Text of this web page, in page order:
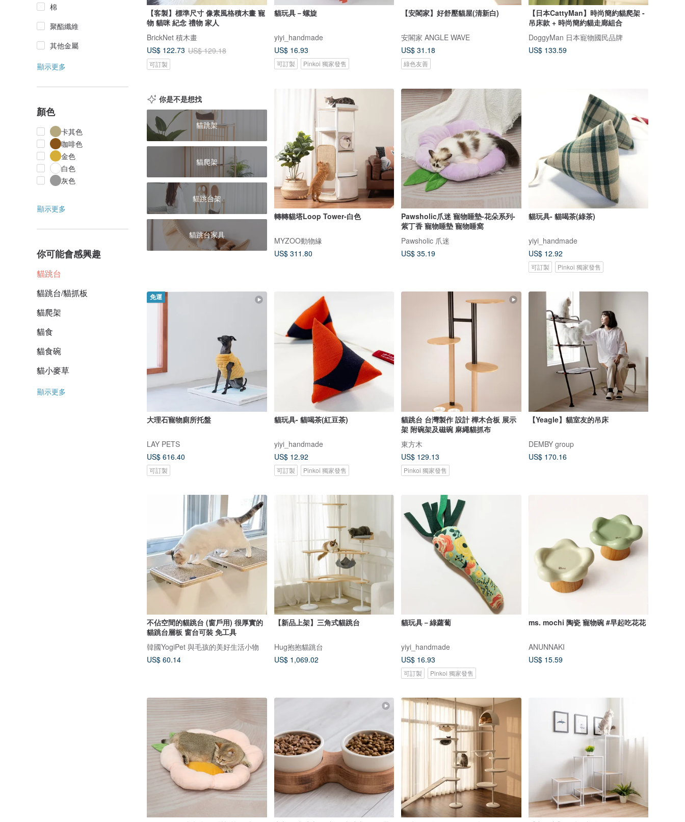
棉
聚酯纖維
其他金屬
顯示更多
顏色
卡其色
咖啡色
金色
白色
灰色
顯示更多
你可能會感興趣
貓跳台
貓跳台/貓抓板
貓爬架
貓食
貓食碗
貓小麥草
顯示更多
【客製】標準尺寸 像素風格積木畫 寵
物 貓咪 紀念 禮物 家人
BrickNet 積木畫
US$ 122.73 US$ 129.18
可訂製
貓玩具－螺旋
yiyi_handmade
US$ 16.93
可訂製 Pinkoi 獨家發售
【安閣家】好舒壓貓屋(清新白)
安閣家 ANGLE WAVE
US$ 31.18
綠色友善
【日本CattyMan】時尚簡約貓爬架 -
吊床款 + 時尚簡約貓走廊組合
DoggyMan 日本寵物國民品牌
US$ 133.59
你是不是想找
貓跳架
貓爬架
貓跳台架
貓跳台家具
轉轉貓塔Loop Tower-白色
MYZOO動物緣
US$ 311.80
Pawsholic爪迷 寵物睡墊-花朵系列-
紫丁香 寵物睡墊 寵物睡窩
Pawsholic 爪迷
US$ 35.19
貓玩具- 貓喝茶(綠茶)
yiyi_handmade
US$ 12.92
可訂製 Pinkoi 獨家發售
免運
大理石寵物廁所托盤
LAY PETS
US$ 616.40
可訂製
貓玩具- 貓喝茶(紅豆茶)
yiyi_handmade
US$ 12.92
可訂製 Pinkoi 獨家發售
貓跳台 台灣製作 設計 樺木合板 展示
架 附碗架及磁碗 麻繩貓抓布
東方木
US$ 129.13
Pinkoi 獨家發售
【Yeagle】貓室友的吊床
DEMBY group
US$ 170.16
不佔空間的貓跳台 (窗戶用) 很厚實的
貓跳台層板 窗台可裝 免工具
韓國YogiPet 與毛孩的美好生活小物
US$ 60.14
【新品上架】三角式貓跳台
Hug抱抱貓跳台
US$ 1,069.02
貓玩具－綠蘿蔔
yiyi_handmade
US$ 16.93
可訂製 Pinkoi 獨家發售
ms. mochi 陶瓷 寵物碗 #早起吃花花
ANUNNAKI
US$ 15.59